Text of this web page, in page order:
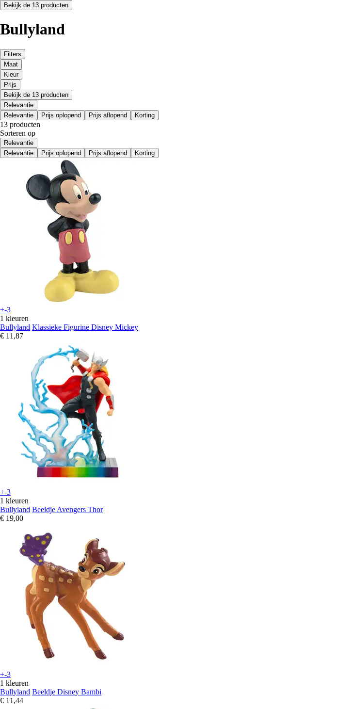
Bekijk de 13 producten
Bullyland
Filters
Maat
Kleur
Prijs
Bekijk de 13 producten
Relevantie
Relevantie
Prijs oplopend Prijs aflopend Korting
13 producten
Sorteren op
Relevantie
Relevantie
Prijs oplopend Prijs aflopend Korting
+-3
1 kleuren
Bullyland Klassieke Figurine Disney Mickey
€ 11,87
+-3
1 kleuren
Bullyland Beeldje Avengers Thor
€ 19,00
+-3
1 kleuren
Bullyland Beeldje Disney Bambi
€ 11,44